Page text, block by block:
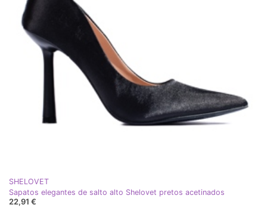
SHELOVET
Sapatos elegantes de salto alto Shelovet pretos acetinados
22,91 €